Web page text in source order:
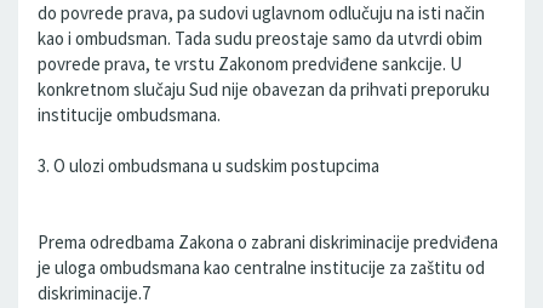
do povrede prava, pa sudovi uglavnom odlučuju na isti način
kao i ombudsman. Tada sudu preostaje samo da utvrdi obim
povrede prava, te vrstu Zakonom predviđene sankcije. U
konkretnom slučaju Sud nije obavezan da prihvati preporuku
institucije ombudsmana.
3. O ulozi ombudsmana u sudskim postupcima
Prema odredbama Zakona o zabrani diskriminacije predviđena
je uloga ombudsmana kao centralne institucije za zaštitu od
diskriminacije.7